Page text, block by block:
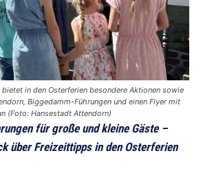
in den Osterferien besondere Aktionen sowie
Biggedamm-Führungen und einen Flyer mit
(Foto: Hansestadt Attendorn)
für große und kleine Gäste –
über Freizeittipps in den Osterferien